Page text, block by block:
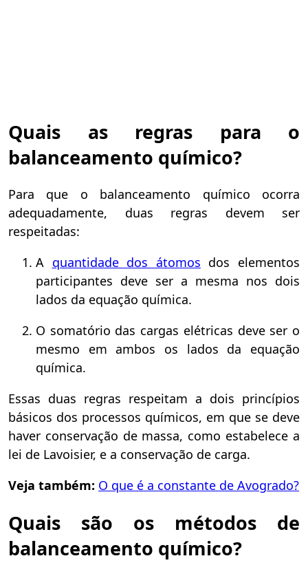
Quais as regras para o
balanceamento químico?
Para que o balanceamento químico ocorra
adequadamente, duas regras devem ser
respeitadas:
A quantidade dos átomos dos elementos
participantes deve ser a mesma nos dois
lados da equação química.
O somatório das cargas elétricas deve ser o
mesmo em ambos os lados da equação
química.
Essas duas regras respeitam a dois princípios
básicos dos processos químicos, em que se deve
haver conservação de massa, como estabelece a
lei de Lavoisier, e a conservação de carga.
Veja também: O que é a constante de Avogrado?
Quais são os métodos de
balanceamento químico?